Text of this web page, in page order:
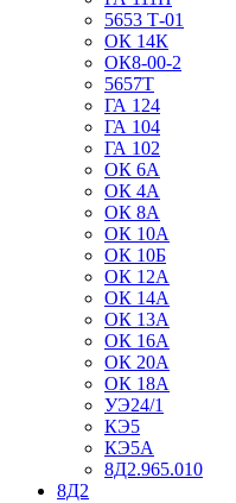
5653 Т-01
ОК 14К
ОК8-00-2
5657Т
ГА 124
ГА 104
ГА 102
ОК 6А
ОК 4А
ОК 8А
ОК 10А
ОК 10Б
ОК 12А
ОК 14А
ОК 13А
ОК 16А
ОК 20А
ОК 18А
УЭ24/1
КЭ5
КЭ5А
8Д2.965.010
8Д2